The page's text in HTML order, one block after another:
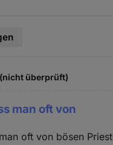
überprüft)
man oft von
oft von bösen